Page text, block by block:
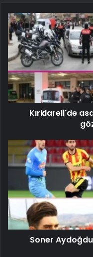
Kırklareli'de
Soner